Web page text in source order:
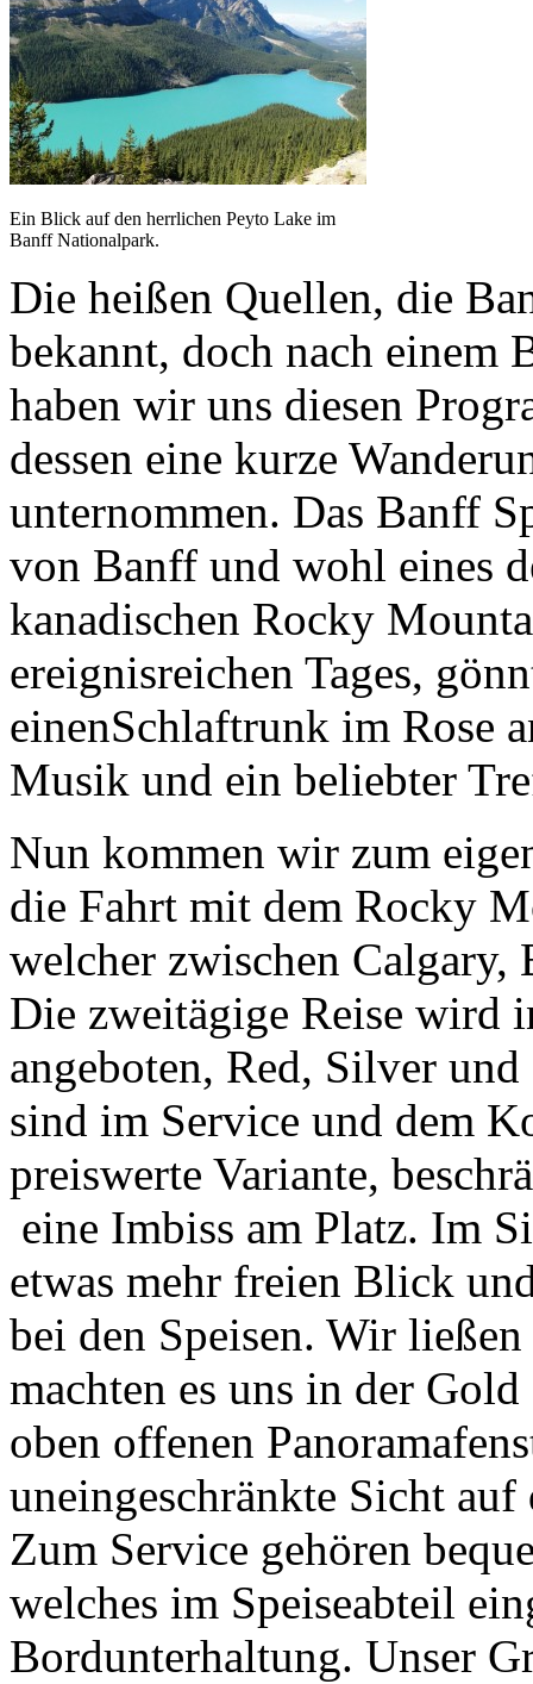
Ein Blick auf den herrlichen Peyto Lake im
Banff Nationalpark.
Die heißen Quellen, die
bekannt, doch nach
haben wir uns diesen
dessen eine kurze
unternommen. Das Banff
von Banff und wohl eines
kanadischen Rocky
ereignisreichen Tages,
einenSchlaftrunk im Rose
Musik und ein beliebter
Nun kommen wir zum
die Fahrt mit dem Rocky
welcher zwischen
Die zweitägige Reise wird
angeboten, Red, Silver
sind im Service und dem
preiswerte Variante,
eine Imbiss am Platz. Im
etwas mehr freien Blick
bei den Speisen. Wir
machten es uns in der
oben offenen
uneingeschränkte Sicht
Zum Service gehören
welches im Speiseabteil
Bordunterhaltung. Unser